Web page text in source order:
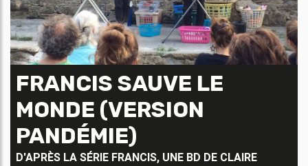
FRANCIS SAUVE LE
MONDE (VERSION
PANDÉMIE)
D'APRÈS LA SÉRIE FRANCIS, UNE BD DE CLAIRE